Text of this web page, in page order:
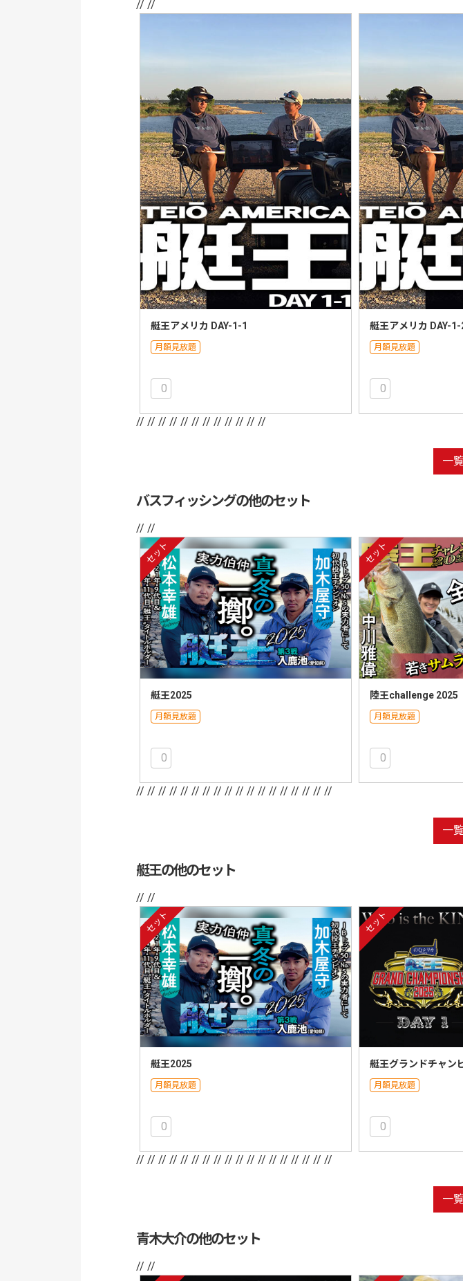
// //
艇王アメリカ DAY-1-1
月額見放題
0
艇王アメリカ DAY-1-
月額見放題
0
// // // // // // // // // // // //
一
バスフィッシングの他のセット
// //
セット
艇王2025
月額見放題
0
セット
陸王challenge 2025
月額見放題
0
// // // // // // // // // // // // // // // // // //
一
艇王の他のセット
// //
セット
艇王2025
月額見放題
0
セット
艇王グランドチャン
月額見放題
0
// // // // // // // // // // // // // // // // // //
一
青木大介の他のセット
// //